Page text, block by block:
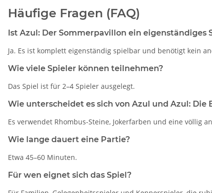
Häufige Fragen (FAQ)
Ist Azul: Der Sommerpavillon ein eigenständiges
Ja. Es ist komplett eigenständig spielbar und benötigt kein
Wie viele Spieler können teilnehmen?
Das Spiel ist für 2–4 Spieler ausgelegt.
Wie unterscheidet es sich von Azul und Azul: Die
Es verwendet Rhombus-Steine, Jokerfarben und eine völlig
Wie lange dauert eine Partie?
Etwa 45–60 Minuten.
Für wen eignet sich das Spiel?